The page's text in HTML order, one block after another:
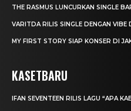
THE RASMUS LUNCURKAN SINGLE
VARITDA RILIS SINGLE DENGAN
MY FIRST STORY SIAP KONSER DI
KASETBARU
IFAN SEVENTEEN RILIS LAGU “APA